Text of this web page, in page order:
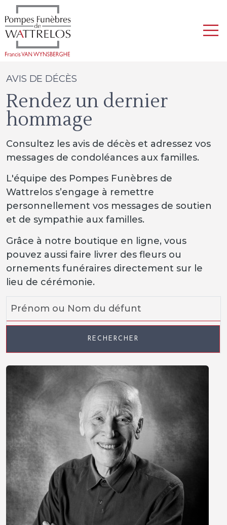
AVIS DE DÉCÈS
Rendez un dernier
hommage
Consultez les avis de décès et adressez vos
messages de condoléances aux familles.
L'équipe des Pompes Funèbres de
Wattrelos s’engage à remettre
personnellement vos messages de soutien
et de sympathie aux familles.
Grâce à notre boutique en ligne, vous
pouvez aussi faire livrer des fleurs ou
ornements funéraires directement sur le
lieu de cérémonie.
RECHERCHER